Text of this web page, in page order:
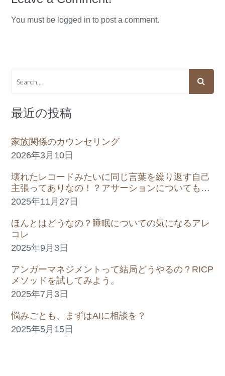
You must be logged in to post a comment.
最近の投稿
家族関係のカウンセリング
2026年3月10日
壊れたレコードみたいに同じ言葉を繰り返す自己
主張ってありなの！？アサーションについてもっ
と考えてみる。
2025年11月27日
ほんとはどうなの？睡眠についての気になるアレ
コレ
2025年9月3日
アンガーマネジメントって結局どうやるの？RICP
メソッドを試してみよう。
2025年7月3日
悩みごとも、まずはAIに相談を？
2025年5月15日